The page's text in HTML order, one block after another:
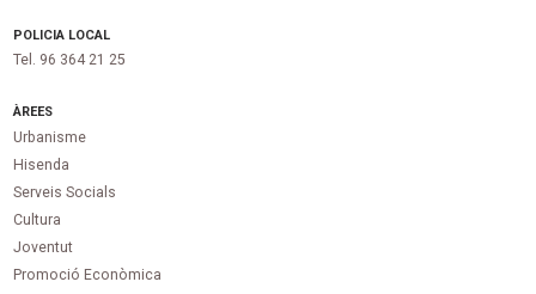
POLICIA LOCAL
Tel. 96 364 21 25
ÀREES
Urbanisme
Hisenda
Serveis Socials
Cultura
Joventut
Promoció Econòmica